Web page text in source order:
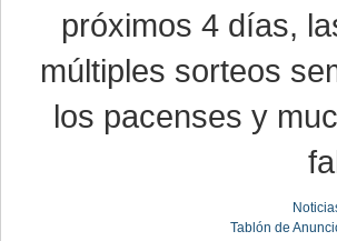
próximos 4 días,
múltiples sorteos
los pacenses y
Tablón de